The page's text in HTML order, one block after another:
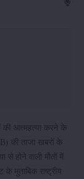
की आत्महत्या करने के
की ताजा खबरों के
होने वाली मौतों में
मुताबिक राष्ट्रीय